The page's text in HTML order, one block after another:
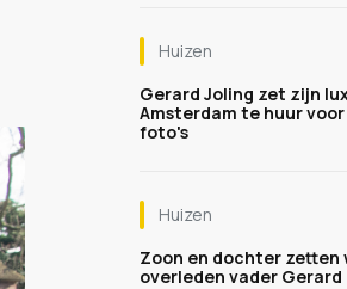
Huizen
Gerard Joling zet zijn
Amsterdam te huur
foto's
Huizen
Zoon en dochter zetten
overleden vader